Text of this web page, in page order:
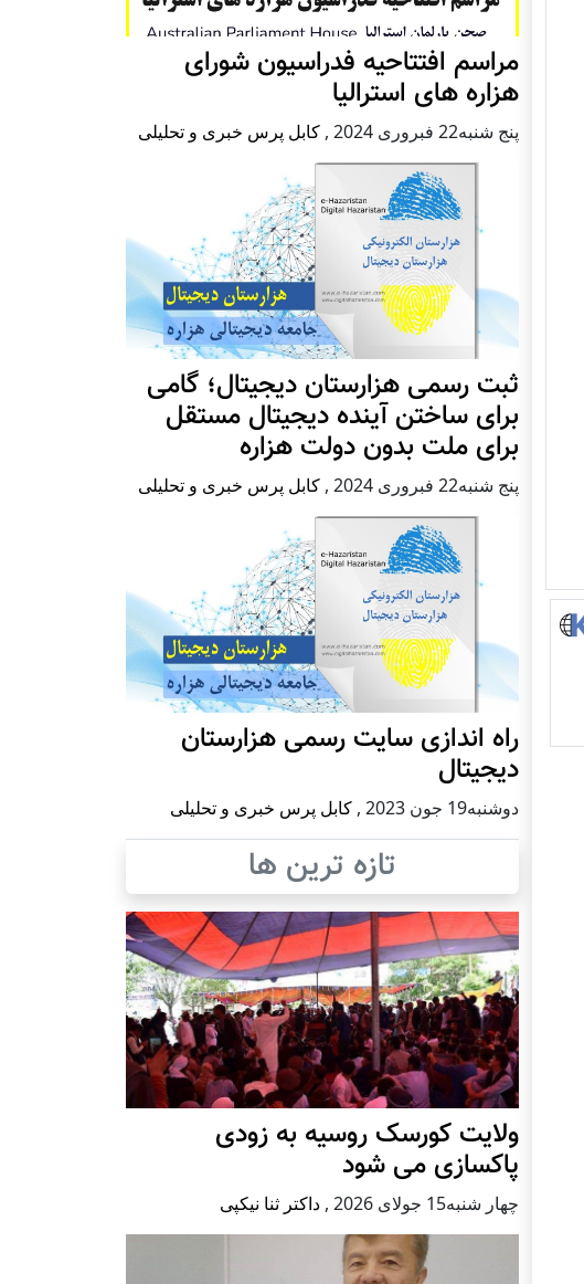
مراسم افتتاحیه فدراسیون شورای
هزاره های استرالیا
پنج شنبه22 فبروری 2024 , کابل پرس خبری و تحلیلی
ثبت رسمی هزارستان دیجیتال؛ گامی
برای ساختن آینده دیجیتال مستقل
برای ملت بدون دولت هزاره
پنج شنبه22 فبروری 2024 , کابل پرس خبری و تحلیلی
راه اندازی سایت رسمی هزارستان
دیجیتال
دوشنبه19 جون 2023 , کابل پرس خبری و تحلیلی
تازه ترین ها
ولایت کورسک روسیه به زودی
پاکسازی می شود
چهار شنبه15 جولای 2026 , داکتر ثنا نیکپی